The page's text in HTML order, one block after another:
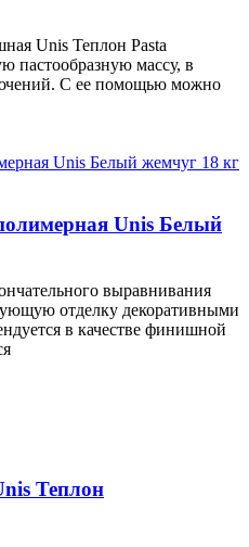
Unis Теплон Pasta
пастообразную массу, в
С ее помощью можно
Unis Белый
выравнивания
отделку декоративными
в качестве финишной
Теплон